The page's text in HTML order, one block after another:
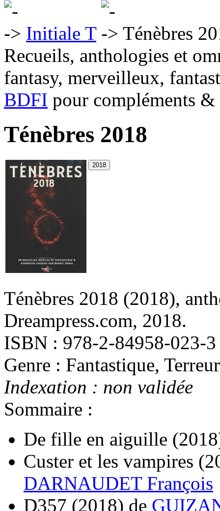
Initiale T
Ténèbres
Recueils, anthologies et
fantasy, merveilleux,
BDFI pour compléments
Ténèbres 2018
Ténèbres 2018 (2018),
Dreampress.com, 2018.
ISBN : 978-2-84958-023-3
Genre : Fantastique, Terreur
Indexation : non validée
Sommaire :
De fille en aiguille
Custer et les vampires
DARNAUDET François
D357 (2018) de